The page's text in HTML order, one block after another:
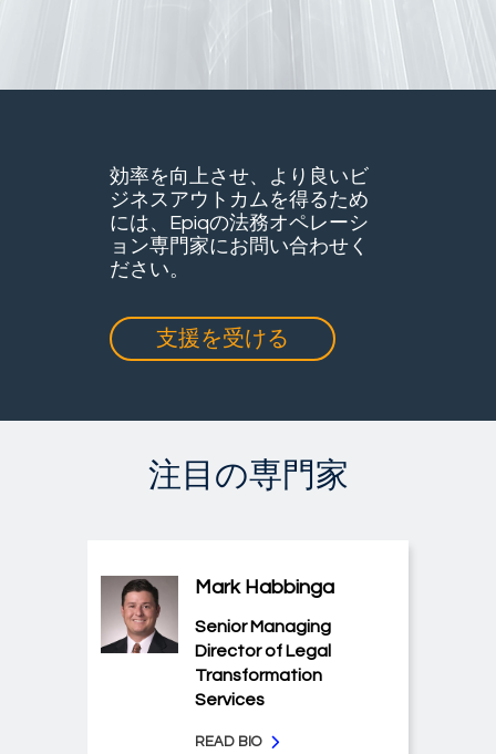
効率を向上させ、より良いビ
ジネスアウトカムを得るため
には、Epiqの法務オペレーシ
ョン専門家にお問い合わせく
ださい。
支援を受ける
注目の専門家
Mark Habbinga
Senior Managing
Director of Legal
Transformation
Services
READ BIO